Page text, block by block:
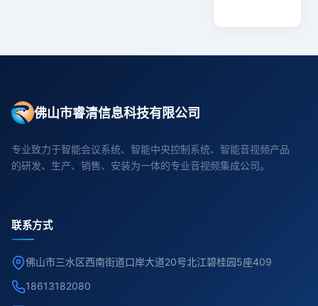
佛山市睿清信息科技有限公司
专业致力于智能会议系统、智能中央控制系统、智能音视频产品
的研发、生产、销售、安装为一体的专业音视频集成公司。
联系方式
佛山市三水区西南街道口岸大道20号北江碧桂园5座409
18613182080